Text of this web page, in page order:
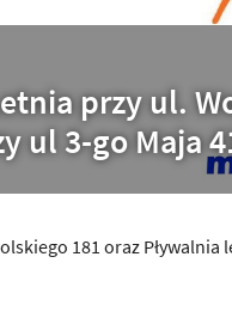
przy ul.
ul 3-go Maja
181 oraz